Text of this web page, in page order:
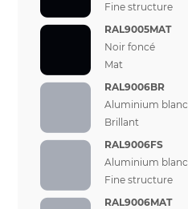
Fine structure
RAL9005MAT
Noir foncé
Mat
RAL9006BR
Aluminium blanc
Brillant
RAL9006FS
Aluminium blanc
Fine structure
RAL9006MAT